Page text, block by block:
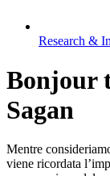
Research &
Bonjour
Sagan
Mentre
viene ricordata